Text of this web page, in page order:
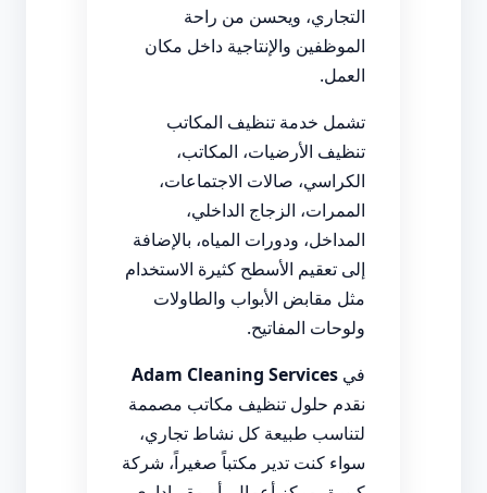
التجاري، ويحسن من راحة
الموظفين والإنتاجية داخل مكان
العمل.
تشمل خدمة تنظيف المكاتب
تنظيف الأرضيات، المكاتب،
الكراسي، صالات الاجتماعات،
الممرات، الزجاج الداخلي،
المداخل، ودورات المياه، بالإضافة
إلى تعقيم الأسطح كثيرة الاستخدام
مثل مقابض الأبواب والطاولات
ولوحات المفاتيح.
في Adam Cleaning Services
نقدم حلول تنظيف مكاتب مصممة
لتناسب طبيعة كل نشاط تجاري،
سواء كنت تدير مكتباً صغيراً، شركة